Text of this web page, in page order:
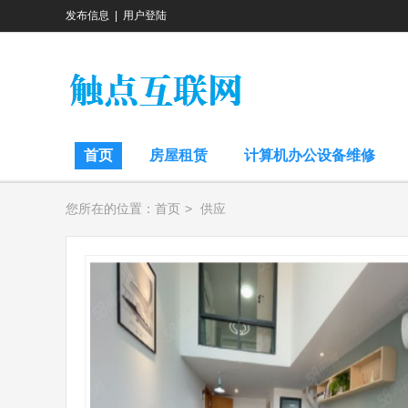
发布信息 用户登陆
首页 房屋租赁 计算机办公设备维修
您所在的位置： 首页 > 供应